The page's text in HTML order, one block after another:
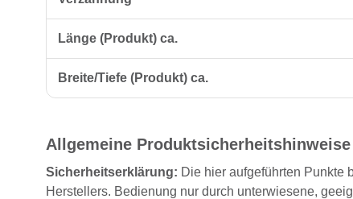
Länge (Produkt) ca.
Breite/Tiefe (Produkt) ca.
Allgemeine Produktsicherheitshinweise
Sicherheitserklärung: Die hier aufgeführten Punkte
Herstellers. Bedienung nur durch unterwiesene,